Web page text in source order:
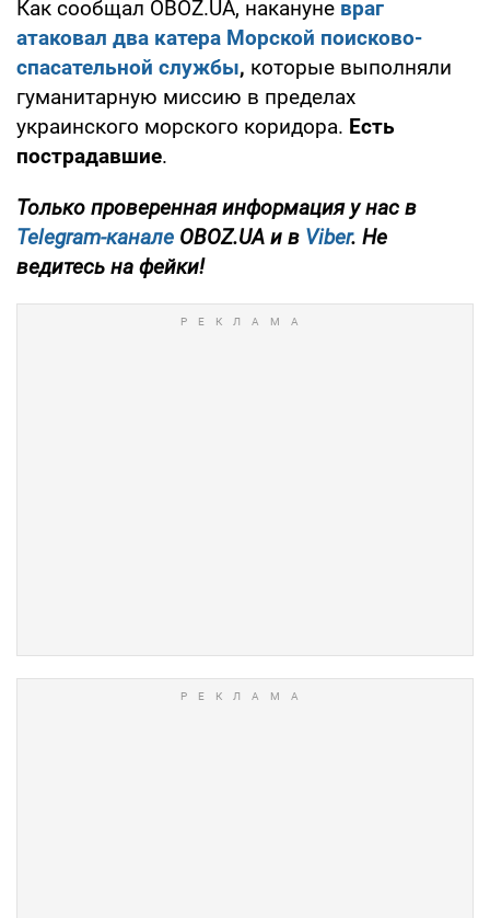
Как сообщал OBOZ.UA, накануне враг
атаковал два катера Морской поисково-
спасательной службы, которые выполняли
гуманитарную миссию в пределах
украинского морского коридора. Есть
пострадавшие.
Только проверенная информация у нас в
Telegram-канале OBOZ.UA и в Viber. Не
ведитесь на фейки!